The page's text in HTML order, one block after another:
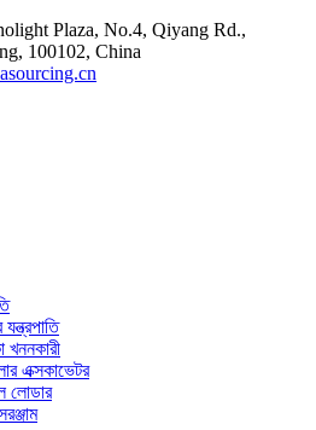
Plaza, No.4, Qiyang Rd.,
100102, China
যন্ত্রপাতি
খননকারী
এক্সকাভেটর
লোডার